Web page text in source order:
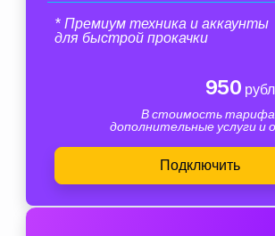
* Премиум техника и аккаунты
для быстрой прокачки
950
В стоимость тарифа
дополнительные услуги и
Подключить